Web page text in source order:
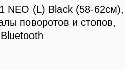
(L) Black (58-62см),
поворотов и стопов,